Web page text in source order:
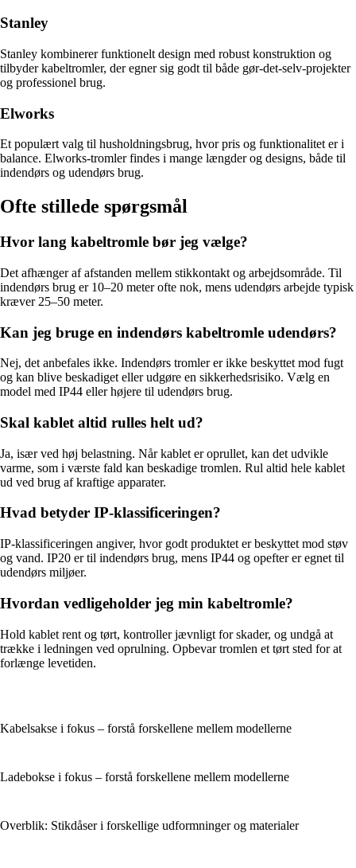
Stanley
Stanley kombinerer funktionelt design med robust konstruktion og
tilbyder kabeltromler, der egner sig godt til både gør-det-selv-projekter
og professionel brug.
Elworks
Et populært valg til husholdningsbrug, hvor pris og funktionalitet er i
balance. Elworks-tromler findes i mange længder og designs, både til
indendørs og udendørs brug.
Ofte stillede spørgsmål
Hvor lang kabeltromle bør jeg vælge?
Det afhænger af afstanden mellem stikkontakt og arbejdsområde. Til
indendørs brug er 10–20 meter ofte nok, mens udendørs arbejde typisk
kræver 25–50 meter.
Kan jeg bruge en indendørs kabeltromle udendørs?
Nej, det anbefales ikke. Indendørs tromler er ikke beskyttet mod fugt
og kan blive beskadiget eller udgøre en sikkerhedsrisiko. Vælg en
model med IP44 eller højere til udendørs brug.
Skal kablet altid rulles helt ud?
Ja, især ved høj belastning. Når kablet er oprullet, kan det udvikle
varme, som i værste fald kan beskadige tromlen. Rul altid hele kablet
ud ved brug af kraftige apparater.
Hvad betyder IP-klassificeringen?
IP-klassificeringen angiver, hvor godt produktet er beskyttet mod støv
og vand. IP20 er til indendørs brug, mens IP44 og opefter er egnet til
udendørs miljøer.
Hvordan vedligeholder jeg min kabeltromle?
Hold kablet rent og tørt, kontroller jævnligt for skader, og undgå at
trække i ledningen ved oprulning. Opbevar tromlen et tørt sted for at
forlænge levetiden.
Kabelsakse i fokus – forstå forskellene mellem modellerne
Ladebokse i fokus – forstå forskellene mellem modellerne
Overblik: Stikdåser i forskellige udformninger og materialer